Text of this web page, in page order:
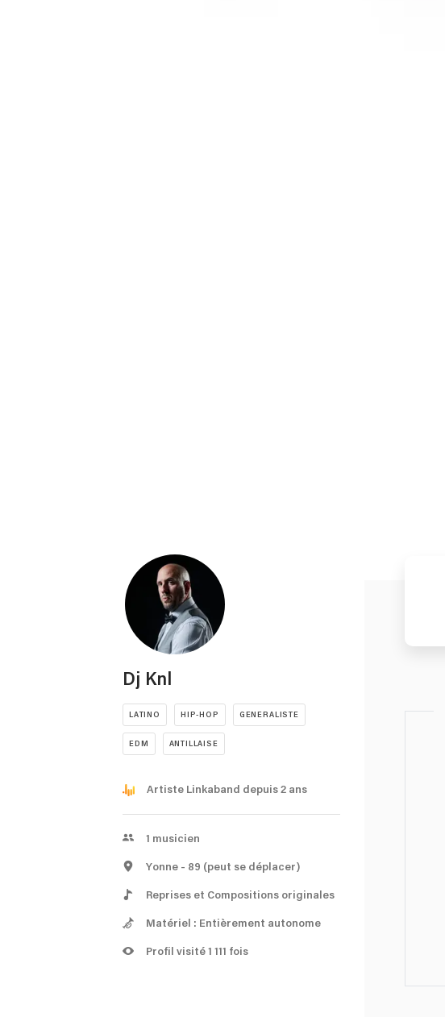
Dj Knl
LATINO HIP-HOP GENERALISTE
EDM ANTILLAISE
Artiste Linkaband depuis 2 ans
1 musicien
Yonne - 89 (peut se déplacer)
Reprises et Compositions originales
Matériel : Entièrement autonome
Profil visité 1 111 fois